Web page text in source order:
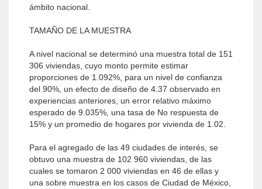
ámbito nacional.
TAMAÑO DE LA MUESTRA
A nivel nacional se determinó una muestra total de 151
306 viviendas, cuyo monto permite estimar
proporciones de 1.092%, para un nivel de confianza
del 90%, un efecto de diseño de 4.37 observado en
experiencias anteriores, un error relativo máximo
esperado de 9.035%, una tasa de No respuesta de
15% y un promedio de hogares por vivienda de 1.02.
Para el agregado de las 49 ciudades de interés, se
obtuvo una muestra de 102 960 viviendas, de las
cuales se tomaron 2 000 viviendas en 46 de ellas y
una sobre muestra en los casos de Ciudad de México,